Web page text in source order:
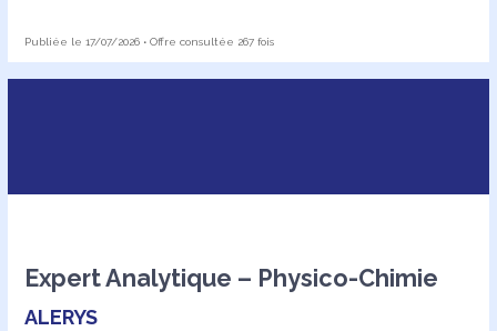
Publiée le 17/07/2026 • Offre consultée 267 fois
Expert Analytique – Physico-Chimie
ALERYS